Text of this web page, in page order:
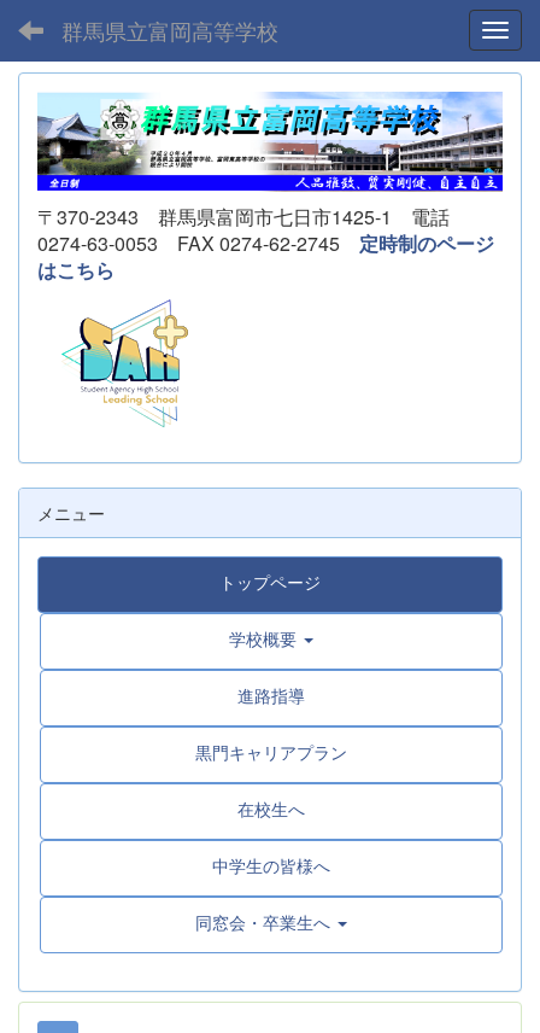
群馬県立富岡高等学校
〒370-2343 群馬県富岡市七日市1425-1 電話
0274-63-0053 FAX 0274-62-2745 定時制のページ
はこちら
メニュー
トップページ
学校概要
進路指導
黒門キャリアプラン
在校生へ
中学生の皆様へ
同窓会・卒業生へ